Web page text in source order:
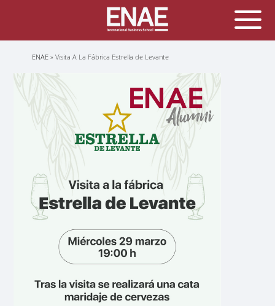
Sobrescribir
ayuda
navegación
ENAE Visita A La Fábrica Estrella de Levante